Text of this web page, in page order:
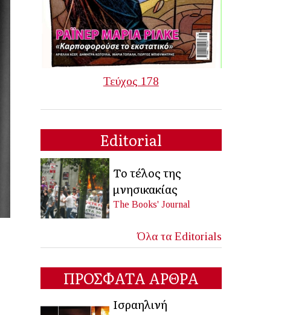
Τεύχος 178
Editorial
Το τέλος της
μνησικακίας
The Books' Journal
Όλα τα Editorials
ΠΡΟΣΦΑΤΑ ΑΡΘΡΑ
Ισραηλινή